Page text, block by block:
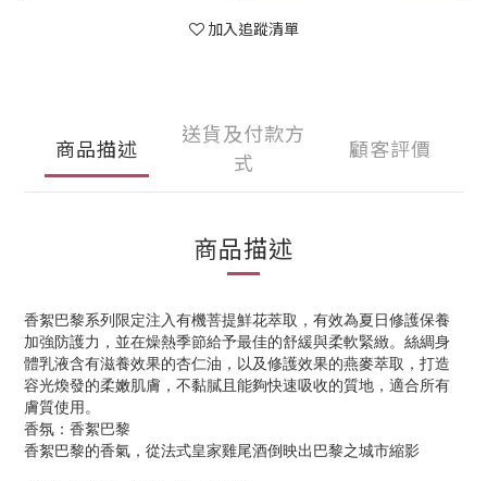
加入追蹤清單
商品描述
送貨及付款方
式
顧客評價
商品描述
香絮巴黎系列限定注入有機菩提鮮花萃取，有效為夏日修護保養
加強防護力，並在燥熱季節給予最佳的舒緩與柔軟緊緻。絲綢身
體乳液含有滋養效果的杏仁油，以及修護效果的燕麥萃取，打造
容光煥發的柔嫩肌膚，不黏膩且能夠快速吸收的質地，適合所有
膚質使用。
香氛：香絮巴黎
香絮巴黎的香氣，從法式皇家雞尾酒倒映出巴黎之城市縮影